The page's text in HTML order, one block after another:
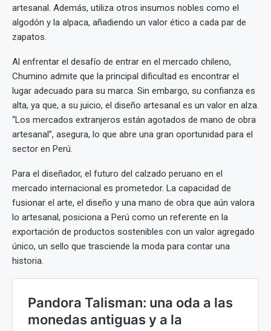
artesanal. Además, utiliza otros insumos nobles como el
algodón y la alpaca, añadiendo un valor ético a cada par de
zapatos.
Al enfrentar el desafío de entrar en el mercado chileno,
Chumino admite que la principal dificultad es encontrar el
lugar adecuado para su marca. Sin embargo, su confianza es
alta, ya que, a su juicio, el diseño artesanal es un valor en alza.
“Los mercados extranjeros están agotados de mano de obra
artesanal”, asegura, lo que abre una gran oportunidad para el
sector en Perú.
Para el diseñador, el futuro del calzado peruano en el
mercado internacional es prometedor. La capacidad de
fusionar el arte, el diseño y una mano de obra que aún valora
lo artesanal, posiciona a Perú como un referente en la
exportación de productos sostenibles con un valor agregado
único, un sello que trasciende la moda para contar una
historia.